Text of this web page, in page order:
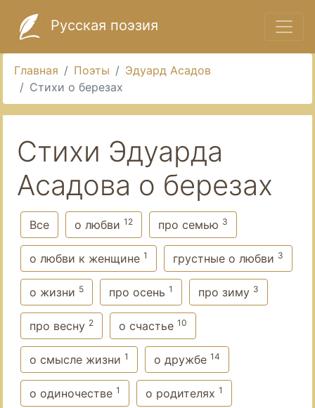
Русская поэзия
Главная Поэты
Эдуард Асадов
Стихи о березах
Стихи Эдуарда
Асадова о березах
Все о любви 12 про семью 3
о любви к женщине 1 грустные о любви 3
о жизни 5 про осень 1 про зиму 3
про весну 2 о счастье 10
о смысле жизни 1 о дружбе 14
о одиночестве 1 о родителях 1